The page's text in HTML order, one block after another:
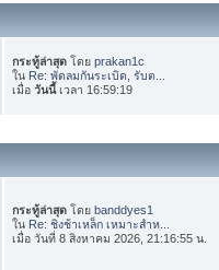
กระทู้ล่าสุด โดยprakan1c
ใน Re: พัดลมกันระเบิด, รับต...
เมื่อวันนี้เวลา 16:59:19
กระทู้ล่าสุด โดยbanddyes1
ใน Re: ชิงช้าเหล็ก เหมาะสำห...
เมื่อ วันที่ 8 สิงหาคม 2026, 21:16:55 น.